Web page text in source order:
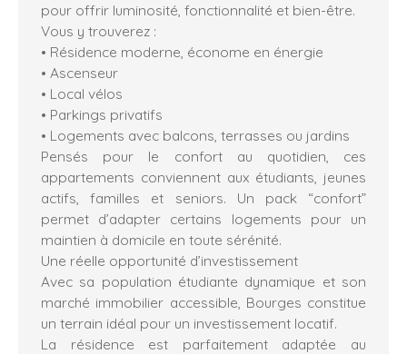
pour offrir luminosité, fonctionnalité et bien-être.
Vous y trouverez :
• Résidence moderne, économe en énergie
• Ascenseur
• Local vélos
• Parkings privatifs
• Logements avec balcons, terrasses ou jardins
Pensés pour le confort au quotidien, ces
appartements conviennent aux étudiants, jeunes
actifs, familles et seniors. Un pack “confort”
permet d’adapter certains logements pour un
maintien à domicile en toute sérénité.
Une réelle opportunité d’investissement
Avec sa population étudiante dynamique et son
marché immobilier accessible, Bourges constitue
un terrain idéal pour un investissement locatif.
La résidence est parfaitement adaptée au